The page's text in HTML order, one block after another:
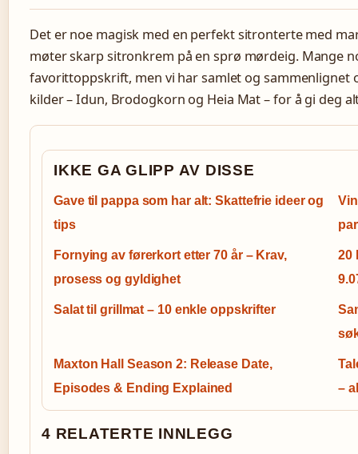
Det er noe magisk med en perfekt sitronterte med
møter skarp sitronkrem på en sprø mørdeig. Mange
favorittoppskrift, men vi har samlet og
kilder – Idun, Brodogkorn og Heia Mat – for å gi deg
IKKE GA GLIPP AV DISSE
Gave til pappa som har alt: Skattefrie ideer og
tips
Fornying av førerkort etter 70 år – Krav,
prosess og gyldighet
20
Salat til grillmat – 10 enkle oppskrifter
Maxton Hall Season 2: Release Date,
Episodes & Ending Explained
–
4 RELATERTE INNLEGG